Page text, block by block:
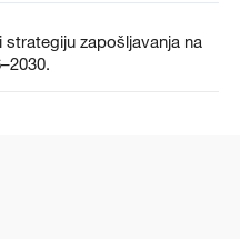
zapošljavanja na